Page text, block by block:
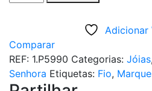
de
PEDRAS
CASTANHAS
COMPRIDO
Adicionar
Comparar
REF: 1.P5990 Categorias: Jóias,
Senhora Etiquetas: Fio,